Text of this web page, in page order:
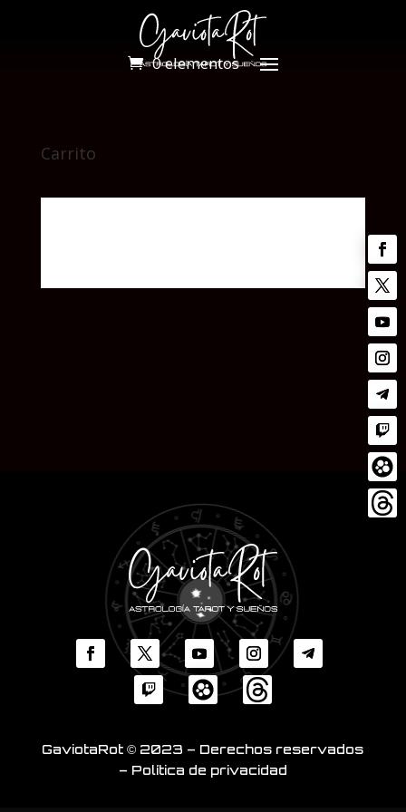
0 elementos
Carrito
GaviotaRot © 2023 – Derechos reservados
– Política de privacidad